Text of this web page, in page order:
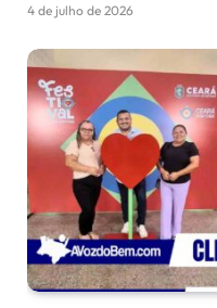
4 de julho de 2026